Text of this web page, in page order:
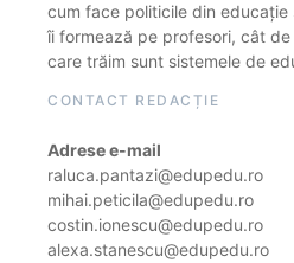
cum face politicile din educație
îi formează pe profesori, cât
care trăim sunt sistemele de
CONTACT REDACȚIE
Adrese e-mail
raluca.pantazi@edupedu.ro
mihai.peticila@edupedu.ro
costin.ionescu@edupedu.ro
alexa.stanescu@edupedu.ro